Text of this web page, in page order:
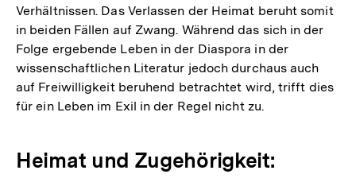
Verhältnissen. Das Verlassen der Heimat beruht somit
in beiden Fällen auf Zwang. Während das sich in der
Folge ergebende Leben in der Diaspora in der
wissenschaftlichen Literatur jedoch durchaus auch
auf Freiwilligkeit beruhend betrachtet wird, trifft dies
für ein Leben im Exil in der Regel nicht zu.
Heimat und Zugehörigkeit: